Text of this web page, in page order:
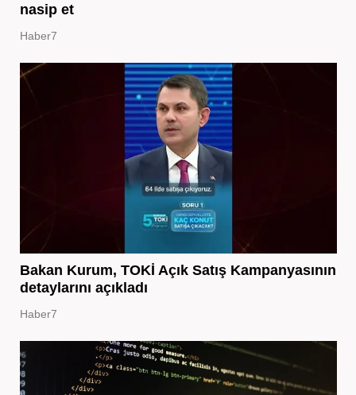
nasip et
Haber7
Bakan Kurum, TOKİ Açık Satış Kampanyasının
detaylarını açıkladı
Haber7